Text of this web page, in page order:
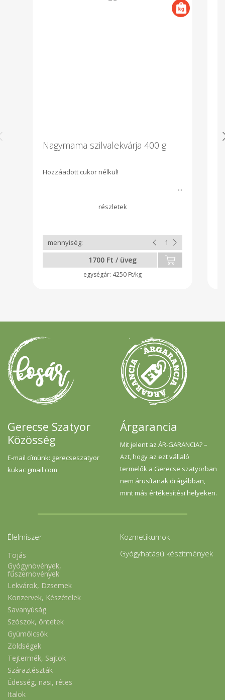
Nagymama szilvalekvárja 400 g
Hozzáadott cukor nélkül!
1700 Ft / üveg
4250 Ft/kg
Gerecse Szatyor
Közösség
E-mail címünk: gerecseszatyor
kukac gmail.com
Árgarancia
Mit jelent az ÁR-GARANCIA? –
Azt, hogy az ezt vállaló
termelők a Gerecse szatyorban
nem árusítanak drágábban,
mint más értékesítési helyeken.
Élelmiszer
Tojás
Gyógynövények,
fűszernövények
Lekvárok, Dzsemek
Konzervek, Készételek
Savanyúság
Szószok, öntetek
Gyümölcsök
Zöldségek
Tejtermék, Sajtok
Száraztészták
Édesség, nasi, rétes
Italok
Kozmetikumok
Gyógyhatású készítmények